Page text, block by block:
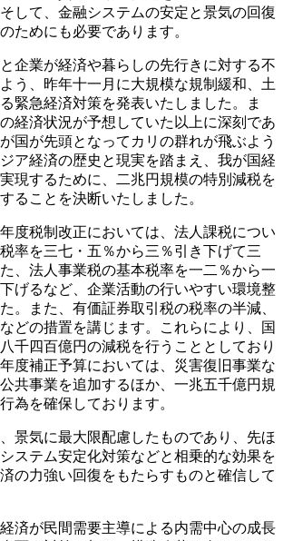
して、金融システムの安定と景気の回復
ためにも必要であります。
企業が経済や暮らしの先行きに対する不
う、昨年十一月に大規模な規制緩和、土
緊急経済対策を発表いたしました。ま
経済状況が予想していた以上に深刻であ
国が先頭となってカリの群れが飛ぶよう
ア経済の歴史と現実を踏まえ、我が国経
現するために、二兆円規模の特別減税を
ることを決断いたしました。
度税制改正においては、法人課税につい
率を三七・五％から三％引き下げて三
、法人事業税の基本税率を一二％から一
げるなど、企業活動の行いやすい環境整
。また、有価証券取引税の税率の半減、
どの措置を講じます。これらにより、国
千四百億円の減税を行うこととしており
度補正予算においては、災害復旧事業な
共事業を追加するほか、一兆五千億円規
為を確保しております。
景気に最大限配慮したものであり、先ほ
ステム安定化対策などと相乗的な効果を
の力強い回復をもたらすものと確信して
済が民間需要主導による内需中心の成長